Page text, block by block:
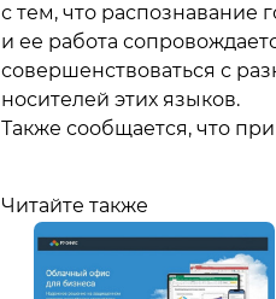
с тем, что распознавание
и ее работа
совершенствоваться с
носителей этих языков.
Также сообщается, что
Читайте также